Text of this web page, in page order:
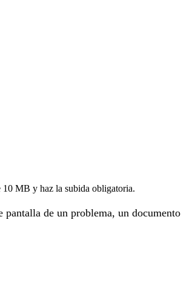
10 MB y haz la subida obligatoria.
pantalla de un problema, un documento